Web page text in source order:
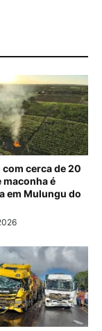
com cerca de 20
maconha é
em Mulungu do